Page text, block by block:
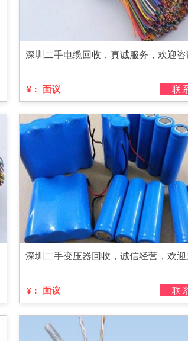
深圳二手电缆回收，真诚服务，欢迎
¥： 面议 联
深圳二手变压器回收，诚信经营，欢
¥： 面议 联